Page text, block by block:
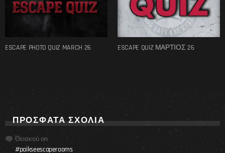
ESCAPE PHOTO QUIZ MARCH 26 ESCAPE QUIZ ΜΑΡΤΙΟΣ 26
ΠΡΌΣΦΑΤΑ ΣΧΌΛΙΑ
Θειακού on
#paikseescaperooms